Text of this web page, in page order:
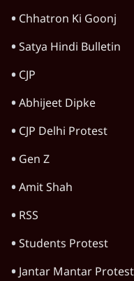
Chhatron Ki Goonj
Satya Hindi Bulletin
CJP
Abhijeet Dipke
CJP Delhi Protest
Gen Z
Amit Shah
RSS
Students Protest
Jantar Mantar